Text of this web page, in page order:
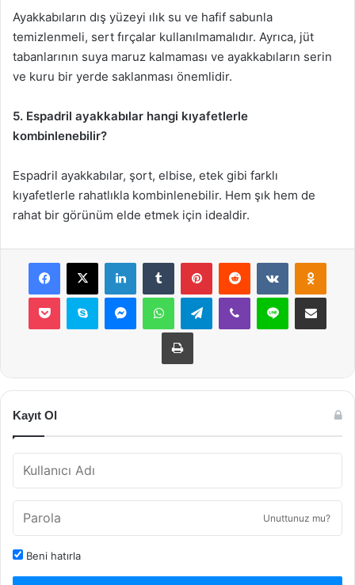
Ayakkabıların dış yüzeyi ılık su ve hafif sabunla
temizlenmeli, sert fırçalar kullanılmamalıdır. Ayrıca, jüt
tabanlarının suya maruz kalmaması ve ayakkabıların serin
ve kuru bir yerde saklanması önemlidir.
5. Espadril ayakkabılar hangi kıyafetlerle
kombinlenebilir?
Espadril ayakkabılar, şort, elbise, etek gibi farklı
kıyafetlerle rahatlıkla kombinlenebilir. Hem şık hem de
rahat bir görünüm elde etmek için idealdir.
Facebook
X LinkedInTumblr PinterestReddit VKontakte
Pocket Skype MessengerWhatsAppTelegramViber Line E-Posta ile
Yazdır
Kayıt Ol
Unuttunuz mu?
Beni hatırla